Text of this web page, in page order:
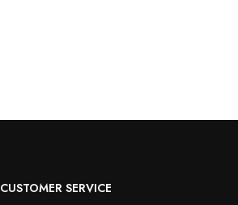
CUSTOMER SERVICE